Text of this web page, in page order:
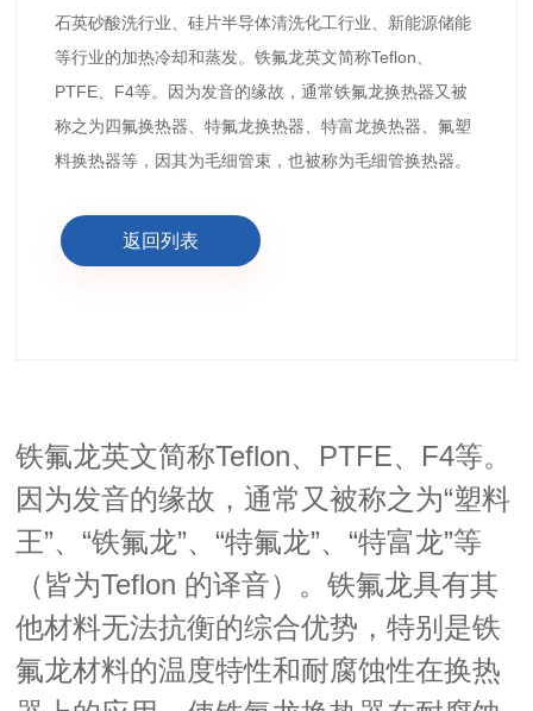
石英砂酸洗行业、硅片半导体清洗化工行业、新能源储能
等行业的加热冷却和蒸发。 铁氟龙英文简称Teflon、
PTFE、 F4等。因为发音的缘故，通常铁氟龙换热器又被
称之为四氟换热器、特氟龙换热器、特富龙换热器、氟塑
料换热器等，因其为毛细管束，也被称为毛细管换热器。
返回列表
铁氟龙英文简称Teflon、 PTFE、 F4等。
因为发音的缘故，通常又被称之为“塑料
王”、“铁氟龙”、“特氟龙”、“特富龙”等
（皆为Teflon 的译音）。铁氟龙具有其
他材料无法抗衡的综合优势，特别是铁
氟龙材料的温度特性和耐腐蚀性在换热